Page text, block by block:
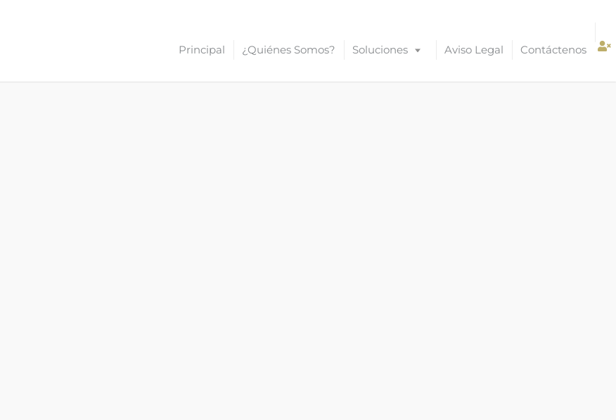
Principal ¿Quiénes Somos? Soluciones Aviso Legal Contáctenos